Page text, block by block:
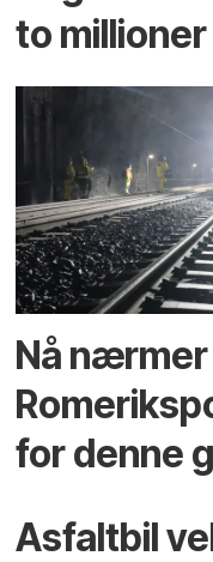
to
Nå
for denne
Asfaltbil